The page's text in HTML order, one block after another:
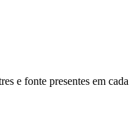
e fonte presentes em cada